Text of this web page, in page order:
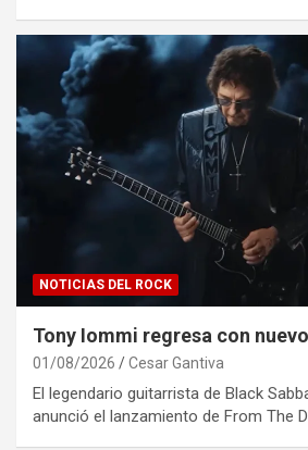
NOTICIAS DEL ROCK
Tony Iommi regresa con
01/08/2026 Cesar Gantiva
El legendario guitarrista de Black
anunció el lanzamiento de From The